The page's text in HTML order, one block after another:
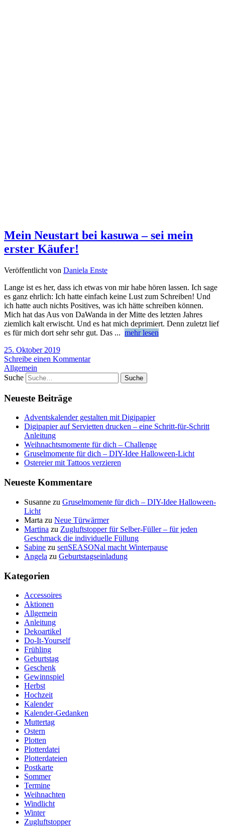
Mein Neustart bei kasuwa – sei mein
erster Käufer!
Veröffentlicht von Daniela Enste
Lange ist es her, dass ich etwas von mir habe hören lassen. Ich sage
es ganz ehrlich: Ich hatte einfach keine Lust zum Schreiben! Und
ich hatte auch nichts Positives, was ich hätte schreiben können.
Mich hat das Aus von DaWanda in der Mitte des letzten Jahres
ziemlich kalt erwischt. Und es hat mich deprimiert. Denn zuletzt lief
es für mich dort sehr sehr gut. Das ... mehr lesen
25. Oktober 2019
Schreibe einen Kommentar
Allgemein
Suche
Neueste Beiträge
Adventskalender gestalten mit Digipapier
Digipapier auf Servietten drucken – eine Schritt-für-Schritt
Anleitung
Weihnachtsmomente für dich – Challenge
Gruselmomente für dich – DIY-Idee Halloween-Licht
Ostereier mit Tattoos verzieren
Neueste Kommentare
Susanne zu Gruselmomente für dich – DIY-Idee Halloween-
Licht
Marta zu Neue Türwärmer
Martina zu Zugluftstopper für Selber-Füller – für jeden
Geschmack die individuelle Füllung
Sabine zu senSEASONal macht Winterpause
Angela zu Geburtstagseinladung
Kategorien
Accessoires
Aktionen
Allgemein
Anleitung
Dekoartikel
Do-It-Yourself
Frühling
Geburtstag
Geschenk
Gewinnspiel
Herbst
Hochzeit
Kalender
Kalender-Gedanken
Muttertag
Ostern
Plotten
Plotterdatei
Plotterdateien
Postkarte
Sommer
Termine
Weihnachten
Windlicht
Winter
Zugluftstopper